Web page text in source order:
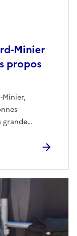
Minier
propos
grande…